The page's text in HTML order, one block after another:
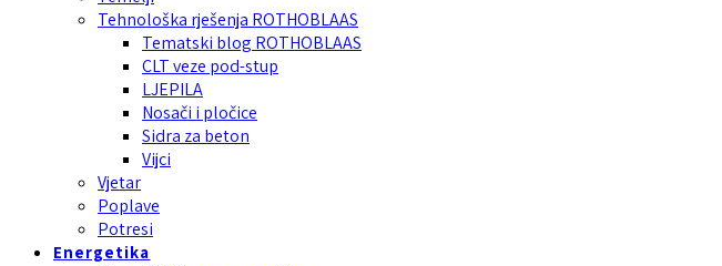
Tehnološka rješenja ROTHOBLAAS
Tematski blog ROTHOBLAAS
CLT veze pod-stup
LJEPILA
Nosači i pločice
Sidra za beton
Vijci
Vjetar
Poplave
Potresi
Energetika